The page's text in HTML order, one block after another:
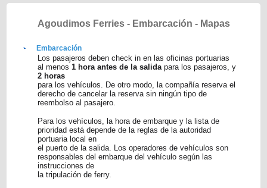
Agoudimos Ferries - Embarcación - Mapas
Embarcación
Los pasajeros deben check in en las oficinas portuarias
al menos1 hora antes de la salidapara los pasajeros, y
2 horas
para los vehículos. De otro modo, la compañía reserva el
derecho de cancelar la reserva sin ningún tipo de
reembolso al pasajero.
Para los vehículos, la hora de embarque y la lista de
prioridad está depende de la reglas de la autoridad
portuaria local en
el puerto de la salida. Los operadores de vehículos son
responsables del embarque del vehículo según las
instrucciones de
la tripulación de ferry.